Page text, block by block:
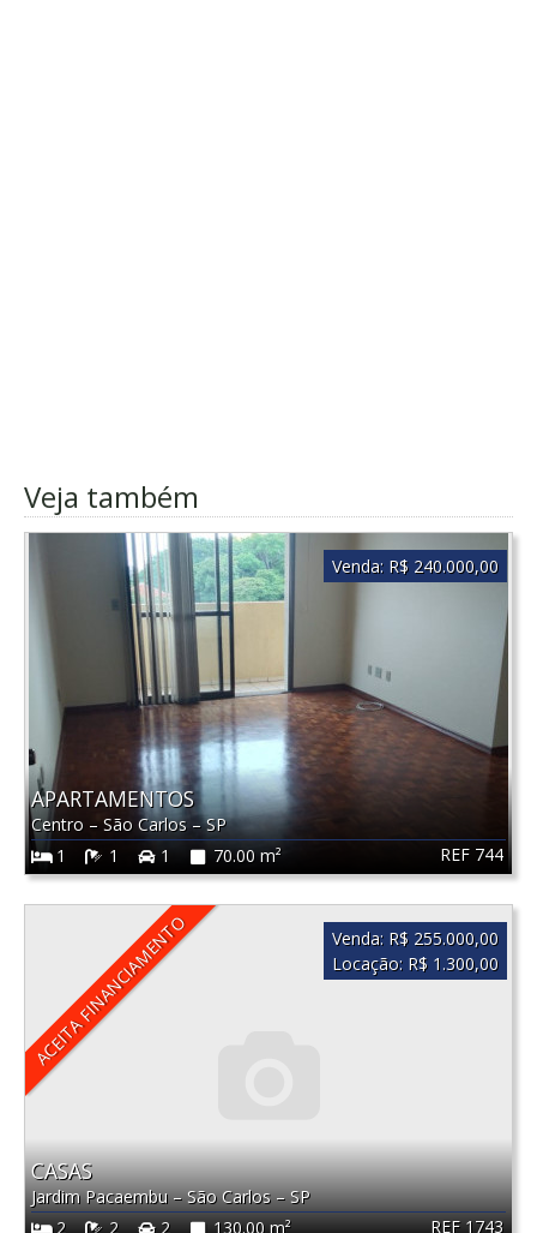
Veja também
REF 744
APARTAMENTOS
Centro –São Carlos–SP
1
1 1 70.00 m²
Venda: R$ 240.000,00
ACEITA FINANCIAMENTO
REF 1743
CASAS
Jardim Pacaembu–São Carlos–SP
2
2 2 130.00 m²
Venda: R$ 255.000,00
Locação: R$ 1.300,00